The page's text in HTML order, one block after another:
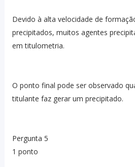
Devido à alta velocidade de
precipitados, muitos agentes
em titulometria.
O ponto final pode ser observado
titulante faz gerar um precipitado.
Pergunta 5
1 ponto